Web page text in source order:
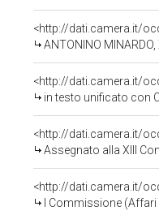
<http://dati.camera.it/
ANTONINO
<http://dati.camera.it/
in testo unificato con
<http://dati.camera.it/
Assegnato alla XIII
<http://dati.camera.it/
I Commissione